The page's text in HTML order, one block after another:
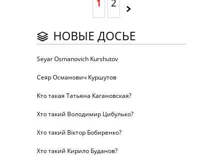
1 2
НОВЫЕ ДОСЬЕ
Seyar Osmanovich Kurshutov
Сеяр Османович Куршутов
Кто такая Татьяна Кагановская?
Хто такий Володимир Цибулько?
Хто такий Віктор Бобиренко?
Хто такий Кирило Буданов?